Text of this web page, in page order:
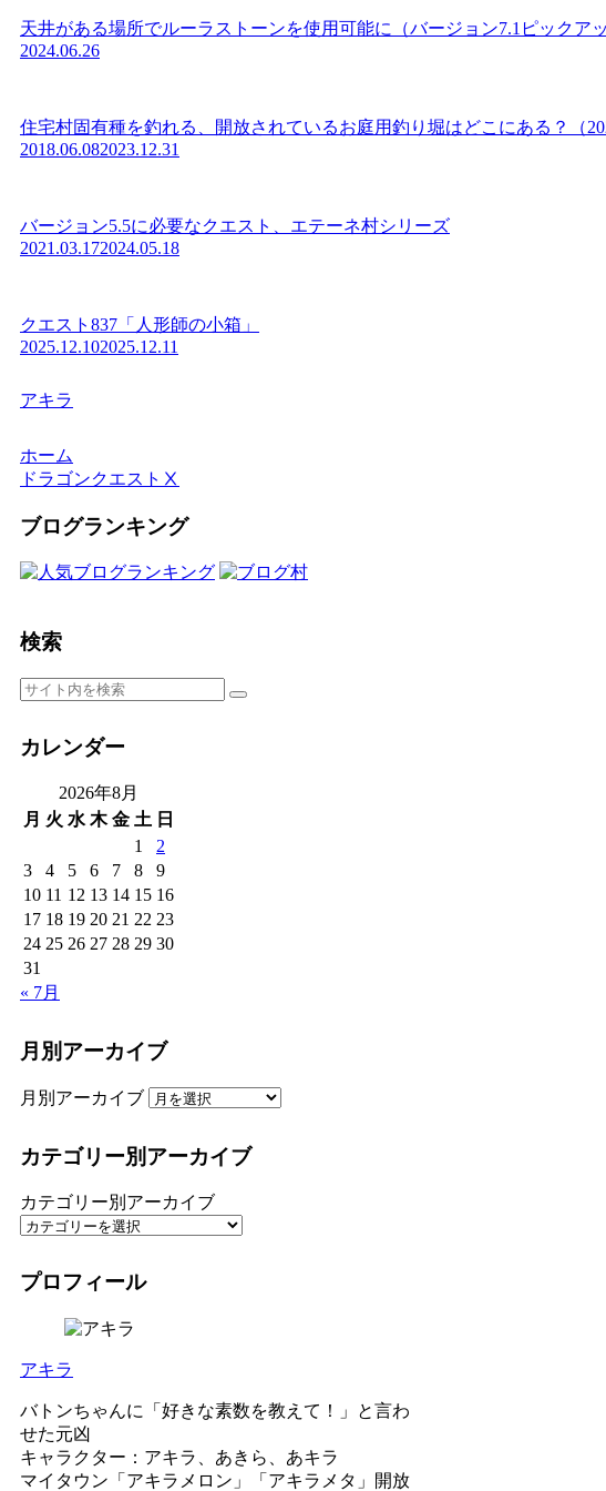
天井がある場所でルーラストーンを使用可能に（バージョン7.1ピックアッ
2024.06.26
住宅村固有種を釣れる、開放されているお庭用釣り堀はどこにある？（
2018.06.082023.12.31
バージョン5.5に必要なクエスト、エテーネ村シリーズ
2021.03.172024.05.18
クエスト837「人形師の小箱」
2025.12.102025.12.11
アキラ
ホーム
ドラゴンクエストⅩ
ブログランキング
検索
カレンダー
2026年8月
月 火 水 木 金 土 日
1
2
3
4 5 6 7 8
9
10 11 12 13 14 15 16
17 18 19 20 21 22 23
24 25 26 27 28 29 30
31
« 7月
月別アーカイブ
月別アーカイブ
カテゴリー別アーカイブ
カテゴリー別アーカイブ
プロフィール
アキラ
バトンちゃんに「好きな素数を教えて！」と言わ
せた元凶
キャラクター：アキラ、あきら、あキラ
マイタウン「アキラメロン」「アキラメタ」開放